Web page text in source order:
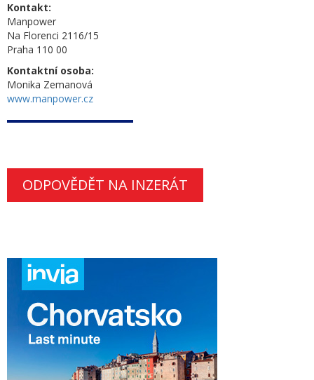
Kontakt:
Manpower
Na Florenci 2116/15
Praha 110 00
Kontaktní osoba:
Monika Zemanová
www.manpower.cz
ODPOVĚDĚT NA INZERÁT